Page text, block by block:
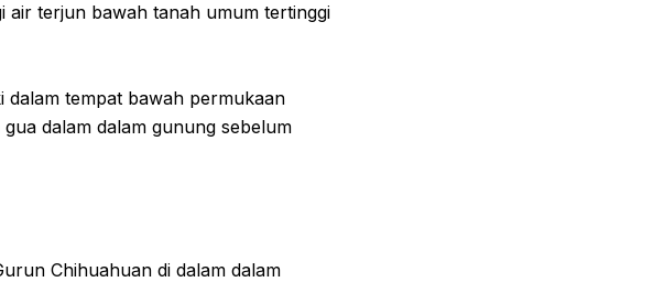
air terjun bawah tanah umum tertinggi
dalam tempat bawah permukaan
dalam dalam gunung sebelum
Chihuahuan di dalam dalam